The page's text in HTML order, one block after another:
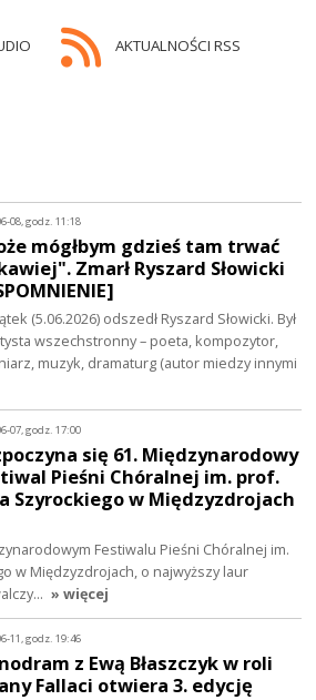
AKTUALNOŚCI RSS
08, godz. 11:18
mógłbym gdzieś tam trwać
Zmarł Ryszard Słowicki
(5.06.2026) odszedł Ryszard Słowicki. Był
wszechstronny – poeta, kompozytor,
muzyk, dramaturg (autor miedzy innymi
07, godz. 17:00
się 61. Międzynarodowy
Pieśni Chóralnej im. prof.
Szyrockiego w Międzyzdrojach
Festiwalu Pieśni Chóralnej im.
w Międzyzdrojach, o najwyższy laur
» więcej
11, godz. 19:46
z Ewą Błaszczyk w roli
Fallaci otwiera 3. edycję